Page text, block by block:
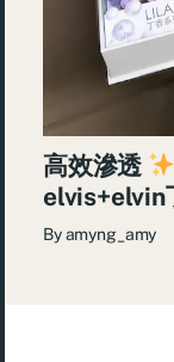
高效滲透
elvis+elvin
Byamyng_amy